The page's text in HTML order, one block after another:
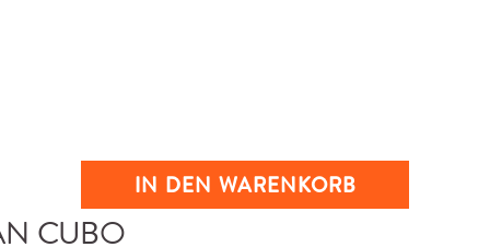
IN DEN WARENKORB